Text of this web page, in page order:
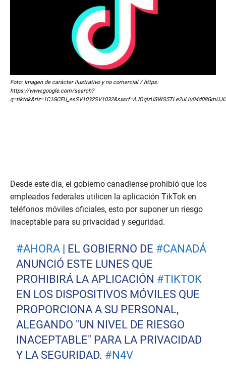
Foto: Imagen de carácter ilustrativo y no comercial / https:
https://www.google.com/search?
Desde este día, el gobierno canadiense prohibió que los
empleados federales utilicen la aplicación TikTok en
teléfonos móviles oficiales, esto por suponer un riesgo
inaceptable para su privacidad y seguridad.
#AHORA | EL GOBIERNO DE #CANADÁ
ANUNCIÓ ESTE LUNES QUE
PROHIBIRÁ LA APLICACIÓN #TIKTOK
EN LOS DISPOSITIVOS MÓVILES QUE
PROPORCIONA A SU PERSONAL,
ALEGANDO "UN NIVEL DE RIESGO
INACEPTABLE" PARA LA PRIVACIDAD
Y LA SEGURIDAD. #N4V